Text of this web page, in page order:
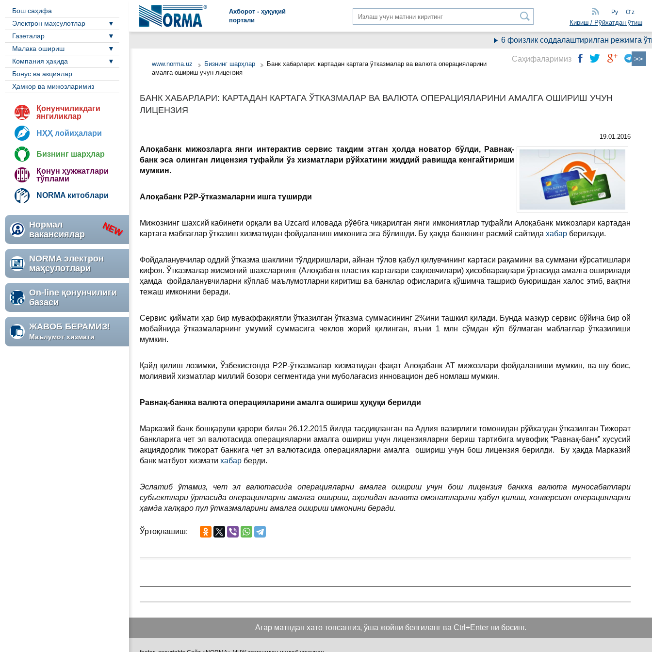
Aхборот - ҳуқуқий
портали
Ру Oʻz
Кириш / Рўйхатдан ўтиш
Бош саҳифа
Электрон маҳсулотлар
Газеталар
Малака ошириш
Компания ҳақида
Бонус ва акциялар
Ҳамкор ва мижозларимиз
Қонунчиликдаги
янгиликлар
НҲҲ лойиҳалари
Бизнинг шарҳлар
Қонун ҳужжатлари
тўплами
NORMA китоблари
Нормал
вакансиялар
NORMA электрон
маҳсулотлари
On-line қонунчилиги
базаси
ЖАВОБ БЕРАМИЗ!
Маълумот хизмати
6 фоизлик соддалаштирилган режимга
www.norma.uz Бизнинг шарҳлар
Банк хабарлари: картадан картага ўтказмалар ва валюта операцияларини
амалга ошириш учун лицензия
БАНК ХАБАРЛАРИ: КАРТАДАН КАРТАГА ЎТКАЗМАЛАР ВА ВАЛЮТА ОПЕРАЦИЯЛАРИНИ АМАЛГА ОШИРИШ УЧУН
ЛИЦЕНЗИЯ
19.01.2016
Алоқабанк мижозларга янги интерактив сервис тақдим этган ҳолда новатор бўлди, Равнақ-
банк эса олинган лицензия туфайли ўз хизматлари рўйхатини жиддий равишда кенгайтириши
мумкин.
Алоқабанк P2P-ўтказмаларни ишга туширди
Мижознинг шахсий кабинети орқали ва Uzcard иловада рўёбга чиқарилган янги имкониятлар туфайли Алоқабанк мижозлари картадан
картага маблағлар ўтказиш хизматидан фойдаланиш имконига эга бўлишди. Бу ҳақда банкнинг расмий сайтида хабар берилади.
Фойдаланувчилар оддий ўтказма шаклини тўлдиришлари, айнан тўлов қабул қилувчининг картаси рақамини ва суммани кўрсатишлари
кифоя. Ўтказмалар жисмоний шахсларнинг (Алоқабанк пластик карталари сақловчилари) ҳисобварақлари ўртасида амалга оширилади
ҳамда фойдаланувчиларни кўплаб маълумотларни киритиш ва банклар офисларига қўшимча ташриф буюришдан халос этиб, вақтни
тежаш имконини беради.
Сервис қиймати ҳар бир муваффақиятли ўтказилган ўтказма суммасининг 2%ини ташкил қилади. Бунда мазкур сервис бўйича бир ой
мобайнида ўтказмаларнинг умумий суммасига чеклов жорий қилинган, яъни 1 млн сўмдан кўп бўлмаган маблағлар ўтказилиши
мумкин.
Қайд қилиш лозимки, Ўзбекистонда P2P-ўтказмалар хизматидан фақат Алоқабанк АТ мижозлари фойдаланиши мумкин, ва шу боис,
молиявий хизматлар миллий бозори сегментида уни муболағасиз инновацион деб номлаш мумкин.
Равнақ-банкка валюта операцияларини амалга ошириш ҳуқуқи берилди
Марказий банк бошқаруви қарори билан 26.12.2015 йилда тасдиқланган ва Адлия вазирлиги томонидан рўйхатдан ўтказилган Тижорат
банкларига чет эл валютасида операцияларни амалга ошириш учун лицензияларни бериш тартибига мувофиқ “Равнақ-банк” хусусий
акциядорлик тижорат банкига чет эл валютасида операцияларни амалга ошириш учун бош лицензия берилди. Бу ҳақда Марказий
банк матбуот хизмати хабар берди.
Эслатиб ўтамиз, чет эл валютасида операцияларни амалга ошириш учун бош лицензия банкка валюта муносабатлари
субъектлари ўртасида операцияларни амалга ошириш, аҳолидан валюта омонатларини қабул қилиш, конверсион операцияларни
ҳамда халқаро пул ўтказмаларини амалга ошириш имконини беради.
Ўртоқлашиш:
Саҳифаларимиз
Агар матндан хато топсангиз, ўша жойни белгиланг ва Ctrl+Enter ни босинг.